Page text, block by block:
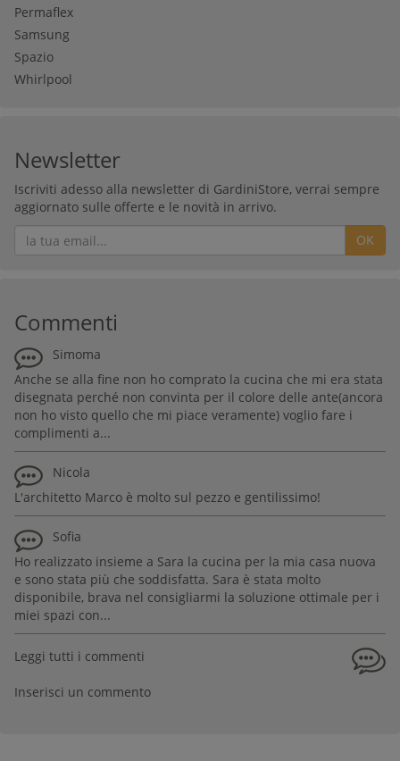
Permaflex
Samsung
Spazio
Whirlpool
Newsletter
Iscriviti adesso alla newsletter di GardiniStore, verrai sempre
aggiornato sulle offerte e le novità in arrivo.
OK
Commenti
Simoma
Anche se alla fine non ho comprato la cucina che mi era stata
disegnata perché non convinta per il colore delle ante(ancora
non ho visto quello che mi piace veramente) voglio fare i
complimenti a...
Nicola
L'architetto Marco è molto sul pezzo e gentilissimo!
Sofia
Ho realizzato insieme a Sara la cucina per la mia casa nuova
e sono stata più che soddisfatta. Sara è stata molto
disponibile, brava nel consigliarmi la soluzione ottimale per i
miei spazi con...
Leggi tutti i commenti
Inserisci un commento